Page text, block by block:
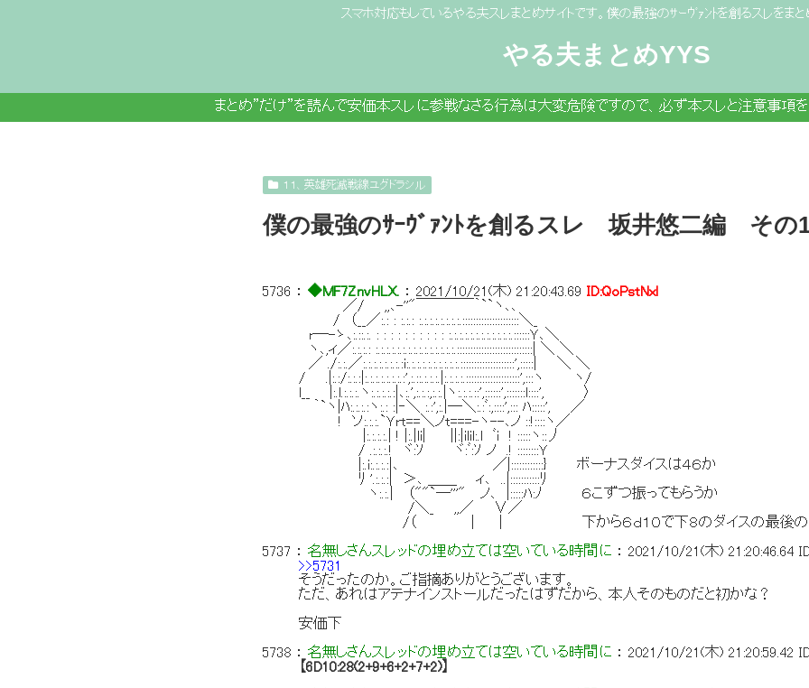
スマホ対応もしているやる夫スレまとめサイトです。僕の最強のｻｰｳﾞｧﾝﾄを創るスレをまと
やる夫まとめYYS
まとめ”だけ”を読んで安価本スレに参戦なさる行為は大変危険ですので、必ず本スレと注意事項を
１１、英雄死滅戦線ユグドラシル
僕の最強のｻｰｳﾞｧﾝﾄを創るスレ 坂井悠二編 そ
5736 ：◆MF7ZnvHLX. ：2021/10/21(木) 21:20:43.69 ID:QoPstNxl
／/ ,,､-''"￣￣￣￣｀``ヽ､､
/ （__／:.: : :.:.: :.:.:.:.:.:.:.:.:::::::::::::::::::::＼_
r─-ゝ､:.::.:. : : : : : : : : : : :.:.:.:.:.:.:.:.:.:.:.:.::::::Ｙ､＼
ヽ､,ィ／:.:.:.: :.:.:.:.:.:.:.:.:.:.:.:.:.:.:.::::::::::::::::::::::::::::| ＼ ＼
／ ./:.:.／:.:.:.:.:.:.:.:i:.:.:.:.:.:.:.:.:.:.::::::::::::::::::::',:::::| ＼ ＼
/ .|:.:/:.:.:|:.:.:.:.:.:.:.:',:.::.:.:.:.|:.:.:.:.::::::::::::::::::::',:::ヽ ヽ/
l__ |:.l.:.:.:.ヽ:.:.:.:.:|､:.',:.:.:,:.:.|ヽ:.:.:.::',::::::',:::::::l::::', 〉
｀`ヽ|ﾊ:.:.:.:ヽ:.: :|‐＼ :.:',:.|─＼:.:ﾞ:,::::',::: ﾊ:::::', ／
! ソ:.:.:.`Ｙrt==＼ノt===-ヽ--､ノ ::!::::ヽ／
|:.:.:.:.| ! |:.|li| ||:|ilil:.l ﾞi ! :::::ヽ::丿
/ .:.:.:.! ヾ:ｿ ヾ:ﾞ:ｿ ノ .! ::::::::Ｙ
|:.i:.:.:.:|､ ／|::::::::::::} ボーナスダイスは４６か
ﾘ '.:.:.:| ＞､ ＿＿ ィ､ ..|:::::::::::ﾘ
ヽ:.:.| （""`─'''" ノ､ |:::::ﾊ:ﾉ ６こずつ振ってもらうか
/＼_ ,,／ ∨／
/（ | | 下から６ｄ１０で下８のダイスの最後の二つは
5737 ：名無しさんスレッドの埋め立ては空いている時間に ：2021/10/21(木) 21:20:46.64
>>5731
そうだったのか。ご指摘ありがとうございます。
ただ、あれはアテナインストールだったはずだから、本人そのものだと初かな？
安価下
5738 ：名無しさんスレッドの埋め立ては空いている時間に ：2021/10/21(木) 21:20:59.42
【6D10:28(2+9+6+2+7+2)】